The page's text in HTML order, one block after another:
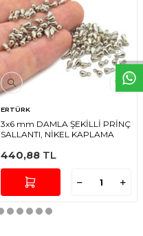
W
h
t
s
a
p
p
D
e
s
e
H
a
t
t
ERTÜRK
3x6 mm DAMLA ŞEKİLLİ PRİNÇ
SALLANTI, NİKEL KAPLAMA
440,88TL